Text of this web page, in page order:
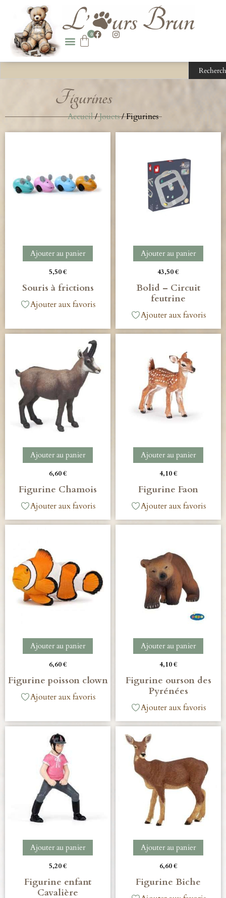
0
Figurines
Accueil/Jouets/ Figurines
Ajouter au panier
5,50€
Souris à frictions
Ajouter aux favoris
Ajouter au panier
43,50€
Bolid – Circuit
feutrine
Ajouter aux favoris
Ajouter au panier
6,60€
Figurine Chamois
Ajouter aux favoris
Ajouter au panier
4,10€
Figurine Faon
Ajouter aux favoris
Ajouter au panier
6,60€
Figurine poisson clown
Ajouter aux favoris
Ajouter au panier
4,10€
Figurine ourson des
Pyrénées
Ajouter aux favoris
Ajouter au panier
5,20€
Figurine enfant
Cavalière
Ajouter au panier
6,60€
Figurine Biche